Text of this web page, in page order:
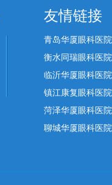
友情链接
青岛华厦眼科医院
衡水同瑞眼科医院
临沂华厦眼科医院
镇江康复眼科医院
菏泽华厦眼科医院
聊城华厦眼科医院